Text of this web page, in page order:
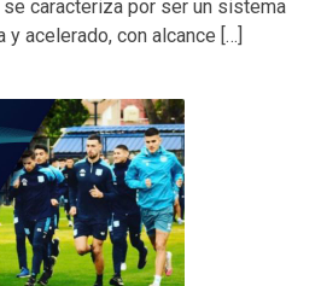
caracteriza por ser un sistema
acelerado, con alcance […]